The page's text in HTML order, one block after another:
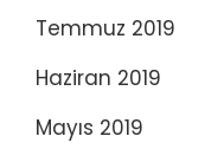
Temmuz 2019
Haziran 2019
Mayıs 2019